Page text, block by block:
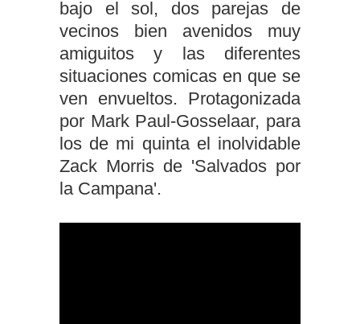
bajo el sol, dos parejas de
vecinos bien avenidos muy
amiguitos y las diferentes
situaciones comicas en que se
ven envueltos. Protagonizada
por Mark Paul-Gosselaar, para
los de mi quinta el inolvidable
Zack Morris de 'Salvados por
la Campana'.